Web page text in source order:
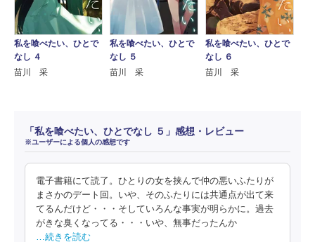
私を喰べたい、ひとで
なし ４
苗川 采
私を喰べたい、ひとで
なし ５
苗川 采
私を喰べたい、ひとで
なし ６
苗川 采
「私を喰べたい、ひとでなし ５」感想・レビュー
※ユーザーによる個人の感想です
電子書籍にて読了。ひとりの女を挟んで仲の悪いふたりが
まさかのデート回。いや、そのふたりには共通点が出て来
てるんだけど・・・そしていろんな事実が明らかに。過去
がきな臭くなってる・・・いや、無事だったんか
…続きを読む